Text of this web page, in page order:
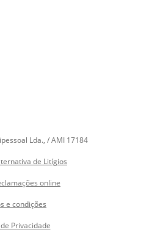
Lda., / AMI 17184
de Litígios
online
e condições
Privacidade